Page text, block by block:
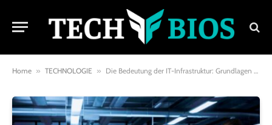
Home » TECHNOLOGIE » Die Bedeutung der IT-Infrastruktur: Grundlagen und Vorteile